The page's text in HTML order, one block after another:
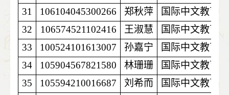
31
106104045300266 郑秋萍
国际中文教育
32
106574521102416 王淑慧
国际中文教育
33
100524101613007 孙嘉宁
国际中文教育
34
105904567821580 林珊珊
国际中文教育
35
105594210016687 刘希而
国际中文教育